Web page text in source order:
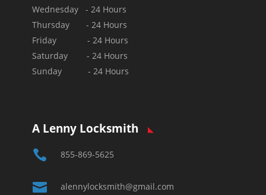
Wednesday - 24 Hours
Thursday - 24 Hours
Friday - 24 Hours
Saturday - 24 Hours
Sunday - 24 Hours
A Lenny Locksmith
 855-869-5625
 alennylocksmith@gmail.com